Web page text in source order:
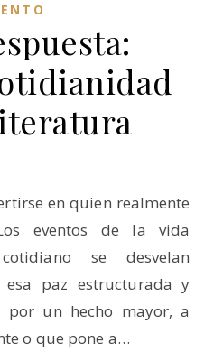
en quien realmente
eventos de la vida
se desvelan
paz estructurada y
por un hecho mayor, a
o que pone a…